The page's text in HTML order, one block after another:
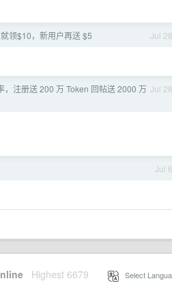
Jul 28
领$10，新用户再送 $5
Jul 28
注册送 200 万 Token 回帖送 2000 万
Jul 6
Highest 6679 Select